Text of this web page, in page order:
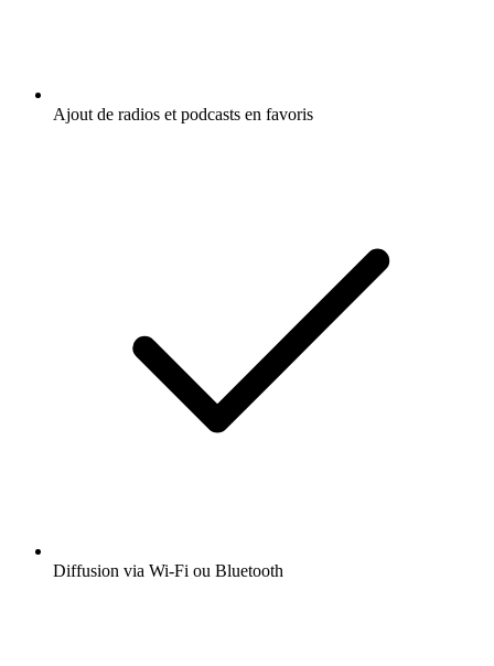
Ajout de radios et podcasts en favoris
Diffusion via Wi-Fi ou Bluetooth